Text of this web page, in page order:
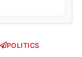
POLITICS